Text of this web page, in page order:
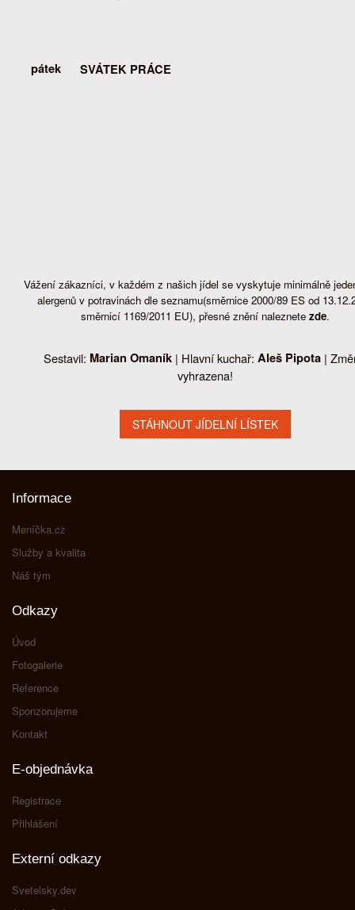
pátek SVÁTEK PRÁCE
Vážení zákazníci, v každém z našich jídel se vyskytuje minimálně
alergenů v potravinách dle seznamu(směrnice 2000/89 ES od
směrnicí 1169/2011 EU), přesné znění naleznete zde.
Sestavil: Marian Omaník | Hlavní kuchař: Aleš Pipota |
vyhrazena!
Informace
Meníčka.cz
Služby a kvalita
Náš tým
Odkazy
Úvod
Fotogalerie
Reference
Sponzorujeme
Kontakt
E-objednávka
Registrace
Přihlášení
Externí odkazy
Svetelsky.dev